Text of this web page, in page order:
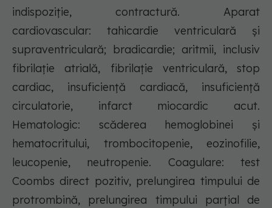
indispoziţie, contractură. Aparat
cardiovascular: tahicardie ventriculară şi
supraventriculară; bradicardie; aritmii, inclusiv
fibrilaţie atrială, fibrilaţie ventriculară, stop
cardiac, insuficiență cardiacă, insuficienţă
circulatorie, infarct miocardic acut.
Hematologic: scăderea hemoglobinei şi
hematocritului, trombocitopenie, eozinofilie,
leucopenie, neutropenie. Coagulare: test
Coombs direct pozitiv, prelungirea timpului de
protrombină, prelungirea timpului parţial de